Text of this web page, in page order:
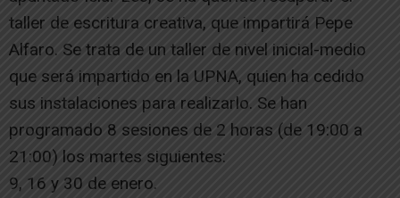
taller de escritura creativa, que impartirá Pepe
Alfaro. Se trata de un taller de nivel inicial-medio
que será impartido en la UPNA, quien ha cedido
sus instalaciones para realizarlo. Se han
programado 8 sesiones de 2 horas (de 19:00 a
21:00) los martes siguientes:
9, 16 y 30 de enero.